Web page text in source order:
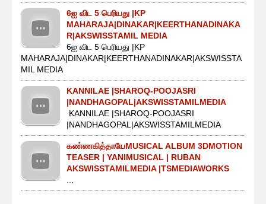
6ஐ விட 5 பெரியது |KP
MAHARAJA|DINAKAR|KEERTHANADINAKA
R|AKSWISSTAMIL MEDIA
6ஐ விட 5 பெரியது |KP
MAHARAJA|DINAKAR|KEERTHANADINAKAR|AKSWISSTA
MIL MEDIA
KANNILAE |SHAROQ-POOJASRI
|NANDHAGOPAL|AKSWISSTAMILMEDIA
KANNILAE |SHAROQ-POOJASRI
|NANDHAGOPAL|AKSWISSTAMILMEDIA
கண்ணகித்தாயேMUSICAL ALBUM 3DMOTION
TEASER | YANIMUSICAL | RUBAN
AKSWISSTAMILMEDIA |TSMEDIAWORKS